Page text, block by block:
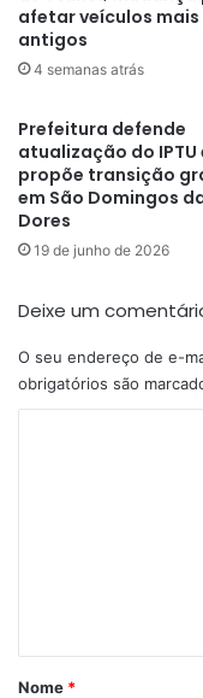
afetar veículos mais
antigos
4 semanas atrás
Prefeitura defende
atualização do IPTU
propõe transição
em São Domingos
Dores
19 de junho de 2026
Deixe um
O seu endereço de e-
obrigatórios são
rNome *